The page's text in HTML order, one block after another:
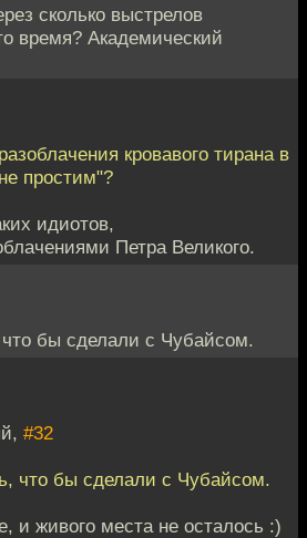
сколько выстрелов
время? Академический
кровавого тирана в
простим"?
идиотов,
Петра Великого.
бы сделали с Чубайсом.
#32
что бы сделали с Чубайсом.
и живого места не осталось :)